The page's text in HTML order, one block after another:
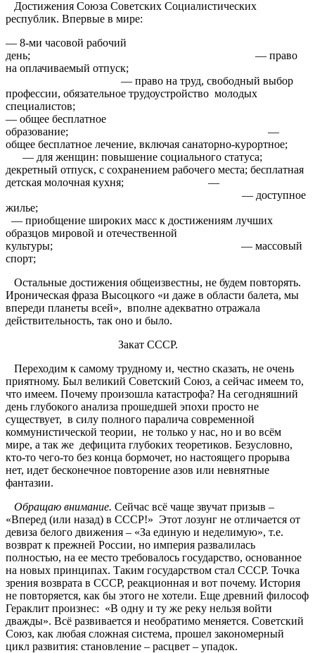
Достижения Союза Советских Социалистических
республик. Впервые в мире:
— 8-ми часовой рабочий
день; — право
на оплачиваемый отпуск;
— право на труд, свободный выбор
профессии, обязательное трудоустройство молодых
— общее бесплатное
образование; —
общее бесплатное лечение, включая санаторно-курортное;
— для женщин: повышение социального статуса;
декретный отпуск, с сохранением рабочего места; бесплатная
детская молочная кухня; —
— доступное
жилье;
— приобщение широких масс к достижениям лучших
образцов мировой и отечественной
культуры; — массовый
спорт;
Остальные достижения общеизвестны, не будем повторять.
Ироническая фраза Высоцкого «и даже в области балета, мы
впереди планеты всей», вполне адекватно отражала
действительность, так оно и было.
Закат СССР.
Переходим к самому трудному и, честно сказать, не очень
приятному. Был великий Советский Союз, а сейчас имеем то,
что имеем. Почему произошла катастрофа? На сегодняшний
день глубокого анализа прошедшей эпохи просто не
существует, в силу полного паралича современной
коммунистической теории, не только у нас, но и во всём
мире, а так же дефицита глубоких теоретиков. Безусловно,
кто-то чего-то без конца бормочет, но настоящего прорыва
нет, идет бесконечное повторение азов или невнятные
фантазии.
Обращаю внимание. Сейчас всё чаще звучат призыв –
«Вперед (или назад) в СССР!» Этот лозунг не отличается от
девиза белого движения – «За единую и неделимую», т.е.
возврат к прежней России, но империя развалилась
полностью, на ее место требовалось государство, основанное
на новых принципах. Таким государством стал СССР. Точка
зрения возврата в СССР, реакционная и вот почему. История
не повторяется, как бы этого не хотели. Еще древний философ
Гераклит произнес: «В одну и ту же реку нельзя войти
дважды». Всё развивается и необратимо меняется. Советский
Союз, как любая сложная система, прошел закономерный
цикл развития: становление – расцвет – упадок.